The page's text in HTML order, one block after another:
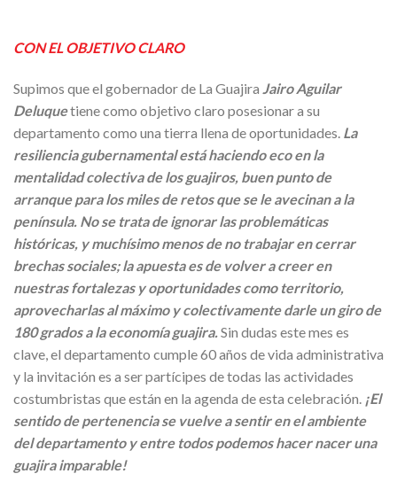
CON EL OBJETIVO CLARO
Supimos que el gobernador de La Guajira Jairo Aguilar
Deluquetiene como objetivo claro posesionar a su
departamento como una tierra llena de oportunidades. La
resiliencia gubernamental está haciendo eco en la
mentalidad colectiva de los guajiros, buen punto de
arranque para los miles de retos que se le avecinan a la
península. No se trata de ignorar las problemáticas
históricas, y muchísimo menos de no trabajar en cerrar
brechas sociales; la apuesta es de volver a creer en
nuestras fortalezas y oportunidades como territorio,
aprovecharlas al máximo y colectivamente darle un giro de
180 grados a la economía guajira.Sin dudas este mes es
clave, el departamento cumple 60 años de vida administrativa
y la invitación es a ser partícipes de todas las actividades
costumbristas que están en la agenda de esta celebración. ¡El
sentido de pertenencia se vuelve a sentir en el ambiente
del departamento y entre todos podemos hacer nacer una
guajira imparable!